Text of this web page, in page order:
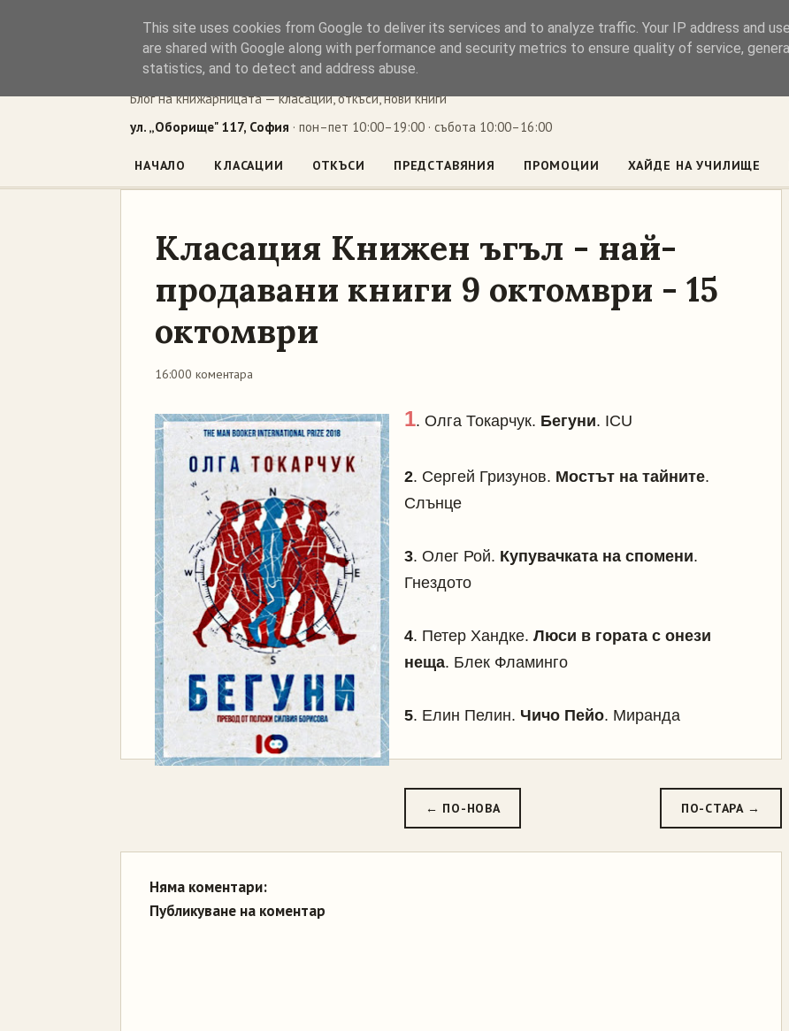
Книжен ъгъл
Блог на книжарницата — класации, откъси, нови книги
ул. „Оборище" 117, София · пон–пет 10:00–19:00 · събота 10:00–16:00
НАЧАЛО КЛАСАЦИИ ОТКЪСИ ПРЕДСТАВЯНИЯ ПРОМОЦИИ ХАЙДЕ НА УЧИЛИЩЕ
Класация Книжен ъгъл - най-
продавани книги 9 октомври - 15
октомври
16:000 коментара
1. Олга Токарчук. Бегуни. ICU
2. Сергей Гризунов. Мостът на тайните.
Слънце
3. Олег Рой. Купувачката на спомени.
Гнездото
4. Петер Хандке. Люси в гората с онези
неща. Блек Фламинго
5. Елин Пелин. Чичо Пейо. Миранда
← ПО-НОВА ПО-СТАРА →
Няма коментари:
Публикуване на коментар
This site uses cookies from Google to deliver its services and to analyze traffic. Your IP address and
are shared with Google along with performance and security metrics to ensure quality of service,
statistics, and to detect and address abuse.